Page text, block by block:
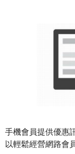
手機會員提供優惠
以輕鬆經營網路會